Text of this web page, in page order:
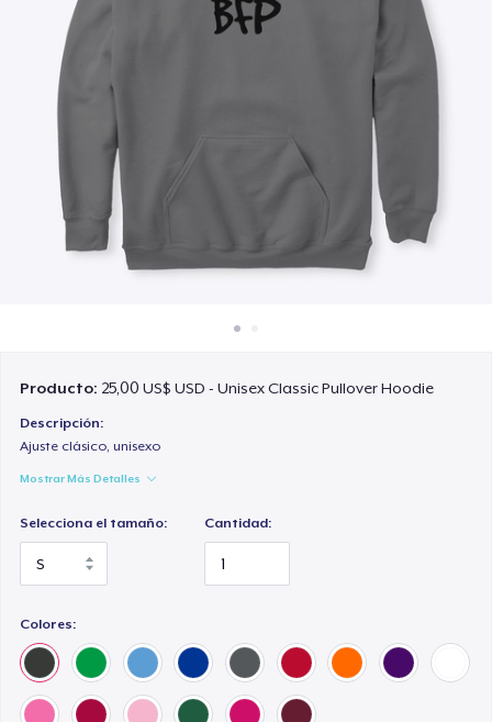
Producto: 25,00 US$ USD - Unisex Classic Pullover Hoodie
Descripción:
Ajuste clásico, unisexo
Mostrar Más Detalles
Selecciona el tamaño: Cantidad:
Colores: